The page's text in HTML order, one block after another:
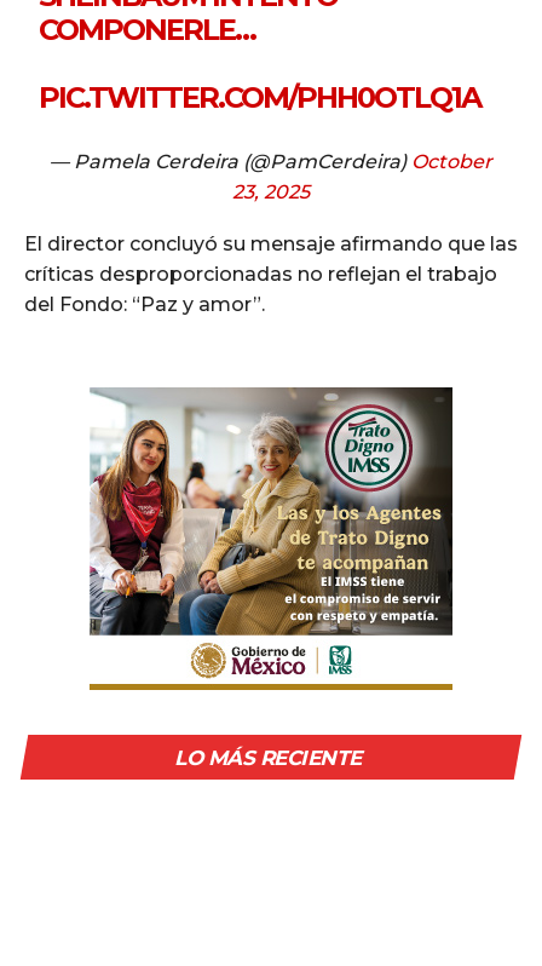
COMPONERLE…
PIC.TWITTER.COM/PHH0OTLQ1A
— Pamela Cerdeira (@PamCerdeira) October
23, 2025
El director concluyó su mensaje afirmando que las
críticas desproporcionadas no reflejan el trabajo
del Fondo: “Paz y amor”.
LO MÁS RECIENTE